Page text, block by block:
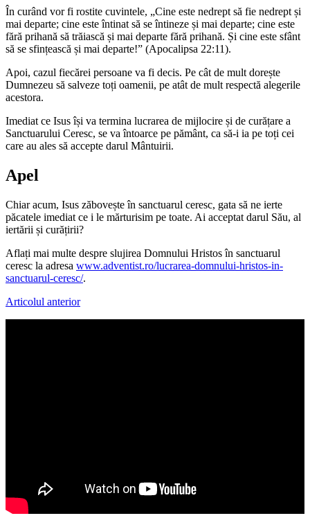
În curând vor fi rostite cuvintele, „Cine este nedrept să fie nedrept și
mai departe; cine este întinat să se întineze și mai departe; cine este
fără prihană să trăiască și mai departe fără prihană. Și cine este sfânt
să se sfințească și mai departe!” (Apocalipsa 22:11).
Apoi, cazul fiecărei persoane va fi decis. Pe cât de mult dorește
Dumnezeu să salveze toți oamenii, pe atât de mult respectă alegerile
acestora.
Imediat ce Isus își va termina lucrarea de mijlocire și de curățare a
Sanctuarului Ceresc, se va întoarce pe pământ, ca să-i ia pe toți cei
care au ales să accepte darul Mântuirii.
Apel
Chiar acum, Isus zăbovește în sanctuarul ceresc, gata să ne ierte
păcatele imediat ce i le mărturisim pe toate. Ai acceptat darul Său, al
iertării și curățirii?
Aflați mai multe despre slujirea Domnului Hristos în sanctuarul
ceresc la adresa www.adventist.ro/lucrarea-domnului-hristos-in-
sanctuarul-ceresc/.
Articolul anterior